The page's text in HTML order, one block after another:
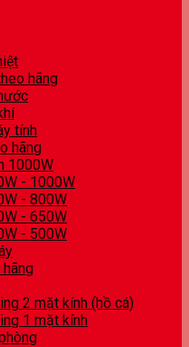
hãng
tính
hãng
1000W
- 1000W
- 800W
- 650W
- 500W
2 mặt kính (hồ cá)
1 mặt kính